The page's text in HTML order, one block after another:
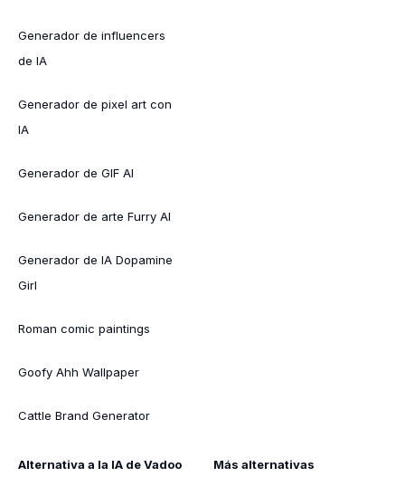
Generador de influencers
de IA
Generador de pixel art con
IA
Generador de GIF AI
Generador de arte Furry AI
Generador de IA Dopamine
Girl
Roman comic paintings
Goofy Ahh Wallpaper
Cattle Brand Generator
Alternativa a la IA de Vadoo Más alternativas